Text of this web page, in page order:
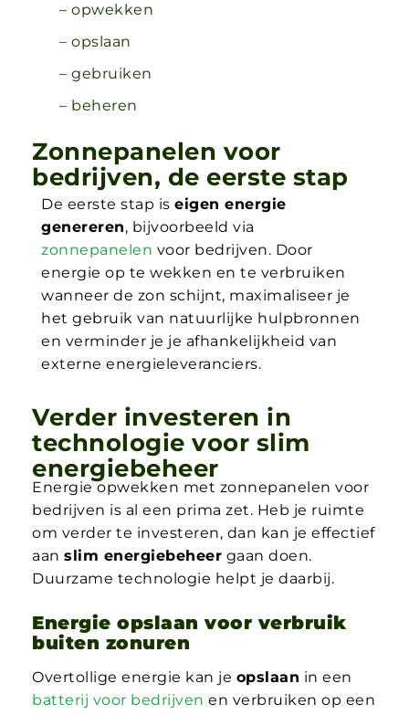
– opwekken
– opslaan
– gebruiken
– beheren
Zonnepanelen voor
bedrijven, de eerste stap
De eerste stap is eigen energie
genereren, bijvoorbeeld via
zonnepanelen voor bedrijven. Door
energie op te wekken en te verbruiken
wanneer de zon schijnt, maximaliseer je
het gebruik van natuurlijke hulpbronnen
en verminder je je afhankelijkheid van
externe energieleveranciers.
Verder investeren in
technologie voor slim
energiebeheer
Energie opwekken met zonnepanelen voor
bedrijven is al een prima zet. Heb je ruimte
om verder te investeren, dan kan je effectief
aan slim energiebeheer gaan doen.
Duurzame technologie helpt je daarbij.
Energie opslaan voor verbruik
buiten zonuren
Overtollige energie kan je opslaan in een
batterij voor bedrijven en verbruiken op een